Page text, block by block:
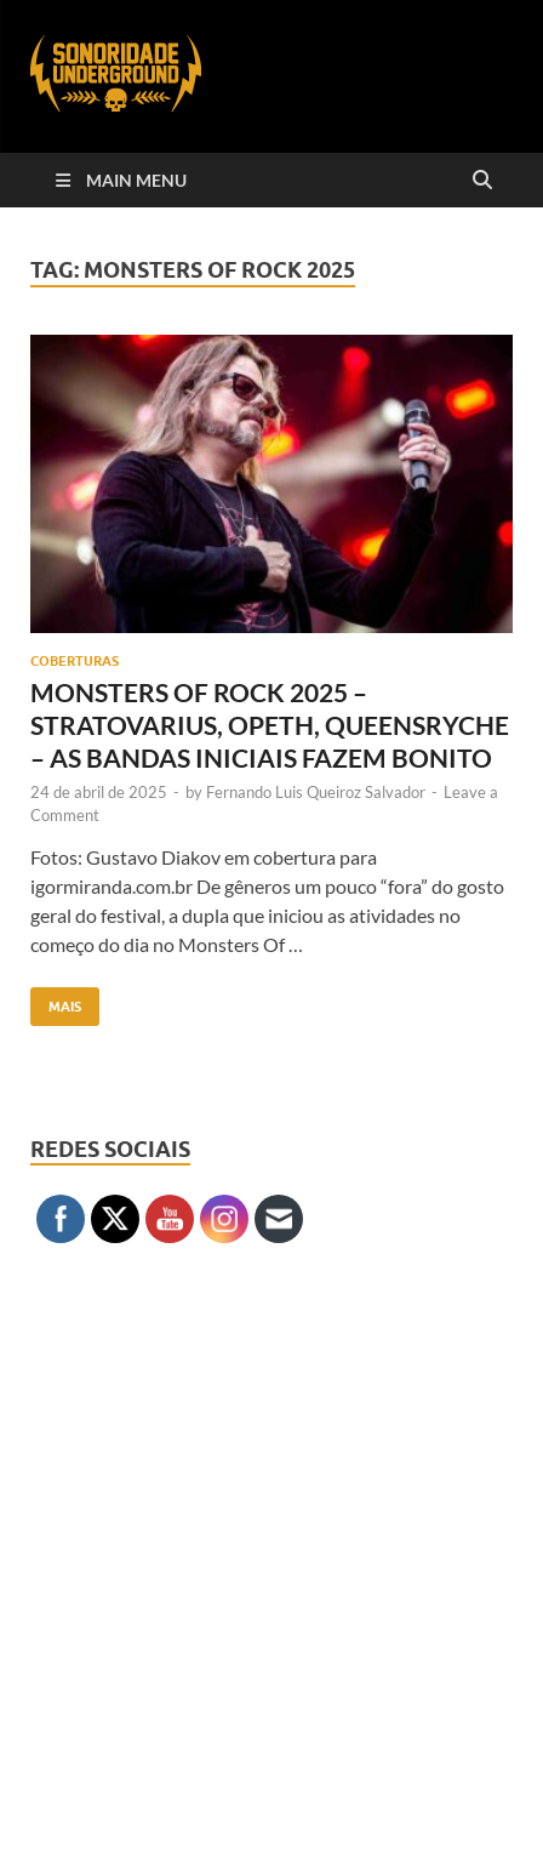
MAIN MENU
TAG: MONSTERS OF ROCK 2025
COBERTURAS
MONSTERS OF ROCK 2025 –
STRATOVARIUS, OPETH, QUEENSRYCHE
– AS BANDAS INICIAIS FAZEM BONITO
24 de abril de 2025 - by Fernando Luis Queiroz Salvador - Leave a
Comment
Fotos: Gustavo Diakov em cobertura para
igormiranda.com.br De gêneros um pouco “fora” do gosto
geral do festival, a dupla que iniciou as atividades no
começo do dia no Monsters Of …
MAIS
REDES SOCIAIS